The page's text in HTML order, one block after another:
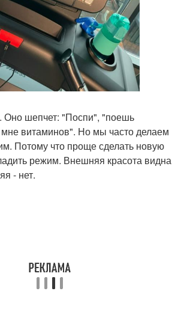
Оно шепчет: "Поспи", "поешь
витаминов". Но мы часто делаем
Потому что проще сделать новую
режим. Внешняя красота видна
- нет.